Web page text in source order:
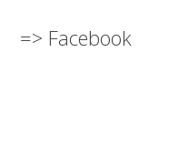
=> Facebook